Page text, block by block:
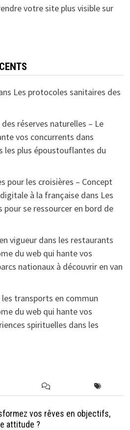
votre site plus visible sur
Les protocoles sanitaires des
réserves naturelles – Le
vos concurrents dans
les plus époustouflantes du
pour les croisières – Concept
à la françaisedans Les
se ressourcer en bord de
vigueur dans les restaurants
du web qui hante vos
nationaux à découvrir en van
transports en commun
du web qui hante vos
spirituelles dans les
vos rêves en objectifs,
attitude ?